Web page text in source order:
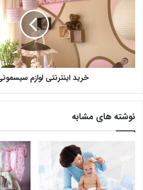
خرید اینترنتی لوازم
نوشته های مشابه